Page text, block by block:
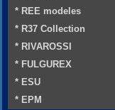
* REE modeles
* R37 Collection
* RIVAROSSI
* FULGUREX
* ESU
* EPM